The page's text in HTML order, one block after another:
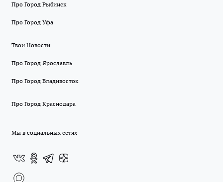
Про Город Рыбинск
Про Город Уфа
Твои Новости
Про Город Ярославль
Про Город Владивосток
Про Город Краснодара
Мы в социальных сетях